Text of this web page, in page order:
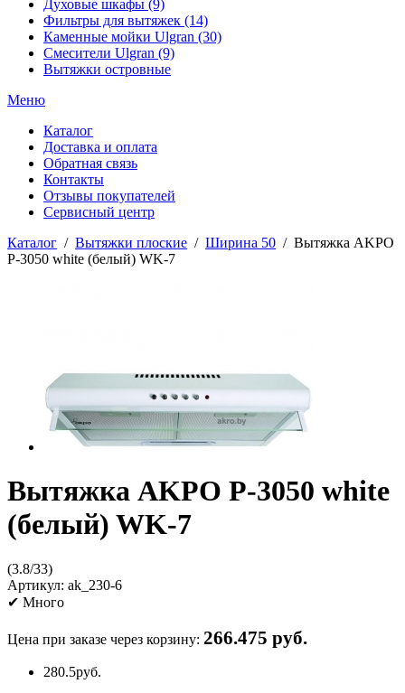
Духовые шкафы (9)
Фильтры для вытяжек (14)
Каменные мойки Ulgran (30)
Смесители Ulgran (9)
Вытяжки островные
Меню
Каталог
Доставка и оплата
Обратная связь
Контакты
Отзывы покупателей
Сервисный центр
Каталог / Вытяжки плоские / Ширина 50 / Вытяжка AKPO
P-3050 white (белый) WK-7
Вытяжка AKPO P-3050 white
(белый) WK-7
(3.8/33)
Артикул: ak_230-6
✔ Много
Цена при заказе через корзину: 266.475 руб.
280.5руб.